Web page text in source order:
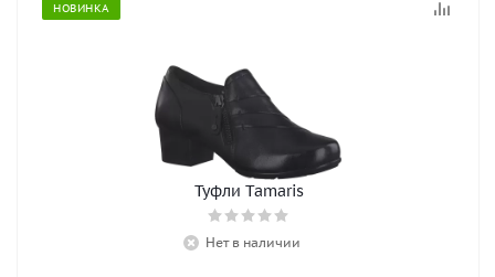
НОВИНКА
Туфли Tamaris
Нет в наличии